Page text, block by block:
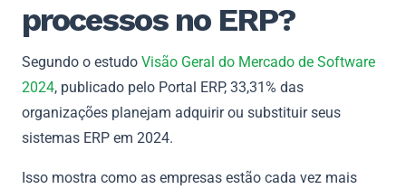
processos no ERP?
Segundo o estudo Visão Geral do Mercado de Software
2024, publicado pelo Portal ERP, 33,31% das
organizações planejam adquirir ou substituir seus
sistemas ERP em 2024.
Isso mostra como as empresas estão cada vez mais